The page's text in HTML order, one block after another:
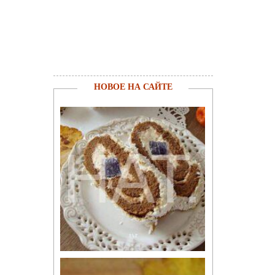
НОВОЕ НА САЙТЕ